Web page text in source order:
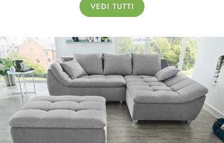
VEDI TUTTI